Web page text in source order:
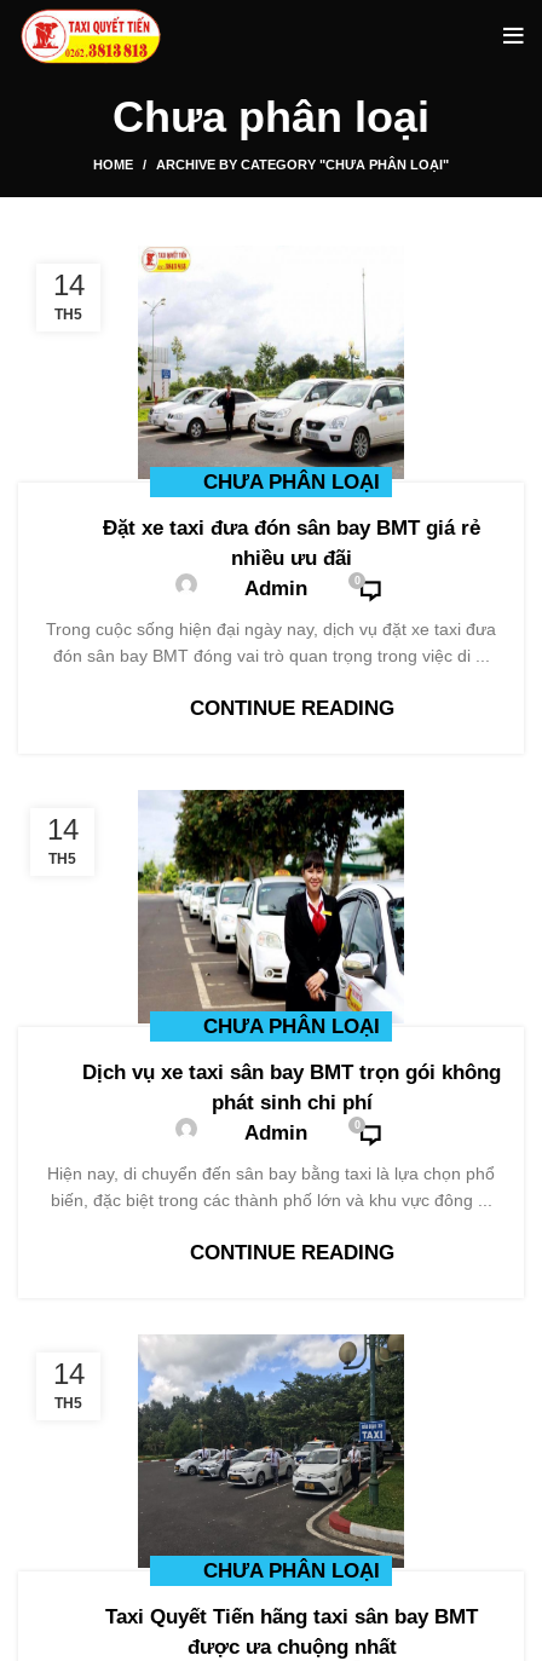
Chưa phân loại
HOME ARCHIVE BY CATEGORY "CHƯA PHÂN LOẠI"
14
TH5
CHƯA PHÂN LOẠI
Đặt xe taxi đưa đón sân bay BMT giá rẻ
nhiều ưu đãi
Admin
0
Trong cuộc sống hiện đại ngày nay, dịch vụ đặt xe taxi đưa
đón sân bay BMT đóng vai trò quan trọng trong việc di ...
CONTINUE READING
14
TH5
CHƯA PHÂN LOẠI
Dịch vụ xe taxi sân bay BMT trọn gói không
phát sinh chi phí
Admin
0
Hiện nay, di chuyển đến sân bay bằng taxi là lựa chọn phổ
biến, đặc biệt trong các thành phố lớn và khu vực đông ...
CONTINUE READING
14
TH5
CHƯA PHÂN LOẠI
Taxi Quyết Tiến hãng taxi sân bay BMT
được ưa chuộng nhất